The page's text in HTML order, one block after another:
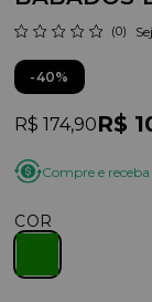
(0)
40%
R$ 174,90R$
Compre e
COR